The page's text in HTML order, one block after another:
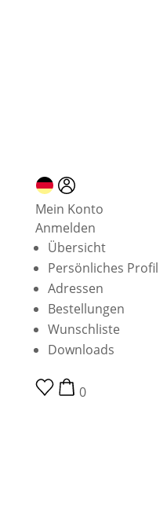
Mein Konto
Anmelden
Übersicht
Persönliches Profil
Adressen
Bestellungen
Wunschliste
Downloads
0